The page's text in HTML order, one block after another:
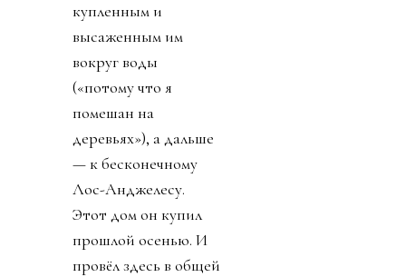
купленным и
высаженным им
вокруг воды
(«потому что я
помешан на
деревьях»), а дальше
— к бесконечному
Лос-Анджелесу.
Этот дом он купил
прошлой осенью. И
провёл здесь в общей